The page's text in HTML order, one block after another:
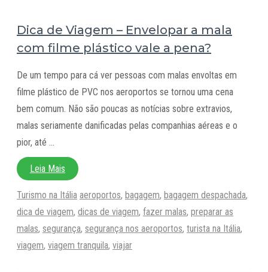
Dica de Viagem – Envelopar a mala
com filme plástico vale a pena?
De um tempo para cá ver pessoas com malas envoltas em
filme plástico de PVC nos aeroportos se tornou uma cena
bem comum. Não são poucas as notícias sobre extravios,
malas seriamente danificadas pelas companhias aéreas e o
pior, até …
Leia Mais
Categorias
Turismo na Itália Tags
aeroportos, bagagem, bagagem despachada,
dica de viagem, dicas de viagem, fazer malas, preparar as
malas, segurança, segurança nos aeroportos, turista na Itália,
viagem, viagem tranquila, viajar